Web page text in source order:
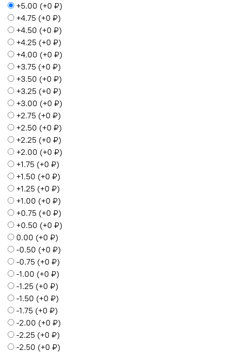
+5.00 (+0 ₽)
+4.75 (+0 ₽)
+4.50 (+0 ₽)
+4.25 (+0 ₽)
+4.00 (+0 ₽)
+3.75 (+0 ₽)
+3.50 (+0 ₽)
+3.25 (+0 ₽)
+3.00 (+0 ₽)
+2.75 (+0 ₽)
+2.50 (+0 ₽)
+2.25 (+0 ₽)
+2.00 (+0 ₽)
+1.75 (+0 ₽)
+1.50 (+0 ₽)
+1.25 (+0 ₽)
+1.00 (+0 ₽)
+0.75 (+0 ₽)
+0.50 (+0 ₽)
0.00 (+0 ₽)
-0.50 (+0 ₽)
-0.75 (+0 ₽)
-1.00 (+0 ₽)
-1.25 (+0 ₽)
-1.50 (+0 ₽)
-1.75 (+0 ₽)
-2.00 (+0 ₽)
-2.25 (+0 ₽)
-2.50 (+0 ₽)